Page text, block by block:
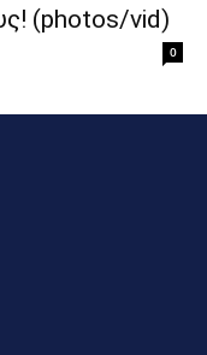
(photos/vid)
0